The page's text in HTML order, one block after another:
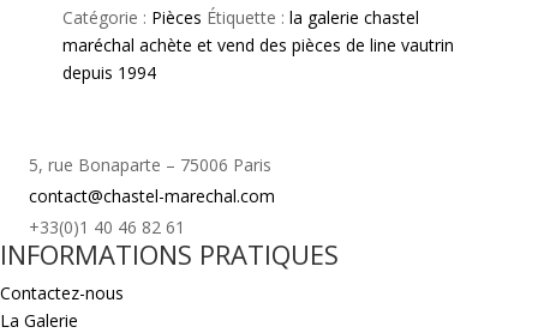
Catégorie : Pièces Étiquette : la galerie chastel
maréchal achète et vend des pièces de line vautrin
depuis 1994
5, rue Bonaparte – 75006 Paris
contact@chastel-marechal.com
+33(0)1 40 46 82 61
INFORMATIONS PRATIQUES
Contactez-nous
La Galerie